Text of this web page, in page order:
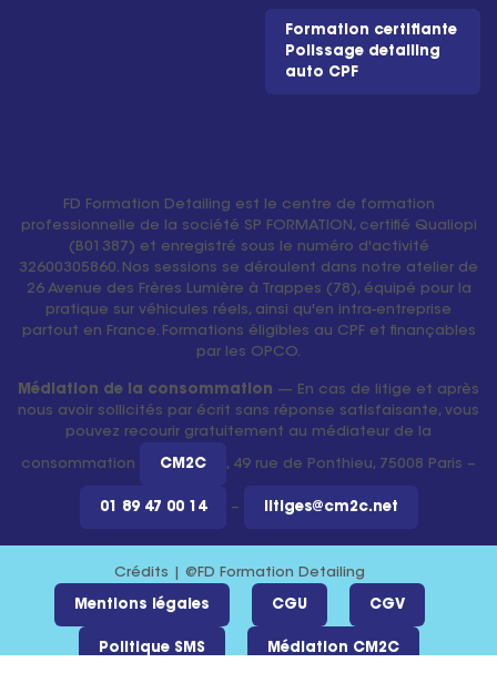
Formation certifiante
Polissage detailing
auto CPF
FD Formation Detailing est le centre de formation
professionnelle de la société SP FORMATION, certifié Qualiopi
(B01387) et enregistré sous le numéro d'activité
32600305860. Nos sessions se déroulent dans notre atelier de
26 Avenue des Frères Lumière à Trappes (78), équipé pour la
pratique sur véhicules réels, ainsi qu'en intra-entreprise
partout en France. Formations éligibles au CPF et finançables
par les OPCO.
Médiation de la consommation — En cas de litige et après
nous avoir sollicités par écrit sans réponse satisfaisante, vous
pouvez recourir gratuitement au médiateur de la
consommation CM2C , 49 rue de Ponthieu, 75008 Paris –
01 89 47 00 14 – litiges@cm2c.net
Crédits | @FD Formation Detailing
Mentions légales CGU CGV
Politique SMS Médiation CM2C